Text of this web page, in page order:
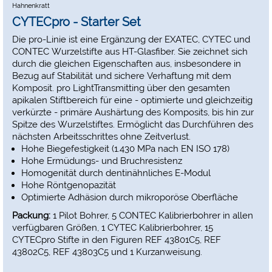
Hahnenkratt
CYTECpro - Starter Set
Die pro-Linie ist eine Ergänzung der EXATEC, CYTEC und
CONTEC Wurzelstifte aus HT-Glasfiber. Sie zeichnet sich
durch die gleichen Eigenschaften aus, insbesondere in
Bezug auf Stabilität und sichere Verhaftung mit dem
Komposit. pro LightTransmitting über den gesamten
apikalen Stiftbereich für eine - optimierte und gleichzeitig
verkürzte - primäre Aushärtung des Komposits, bis hin zur
Spitze des Wurzelstiftes. Ermöglicht das Durchführen des
nächsten Arbeitsschrittes ohne Zeitverlust.
Hohe Biegefestigkeit (1.430 MPa nach EN ISO 178)
Hohe Ermüdungs- und Bruchresistenz
Homogenität durch dentinähnliches E-Modul
Hohe Röntgenopazität
Optimierte Adhäsion durch mikroporöse Oberfläche
Packung: 1 Pilot Bohrer, 5 CONTEC Kalibrierbohrer in allen
verfügbaren Größen, 1 CYTEC Kalibrierbohrer, 15
CYTECpro Stifte in den Figuren REF 43801C5, REF
43802C5, REF 43803C5 und 1 Kurzanweisung.